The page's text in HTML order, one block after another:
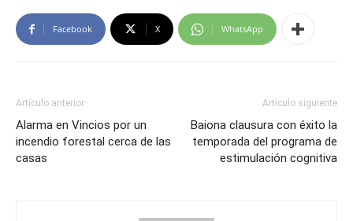
Facebook X WhatsApp
Artículo anterior
Alarma en Vincios por un
incendio forestal cerca de las
casas
Artículo siguiente
Baiona clausura con éxito la
temporada del programa de
estimulación cognitiva